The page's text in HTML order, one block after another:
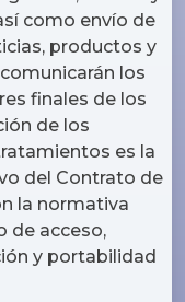
como envío de
productos y
los
finales de los
de los
es la
del Contrato de
la normativa
de acceso,
y portabilidad